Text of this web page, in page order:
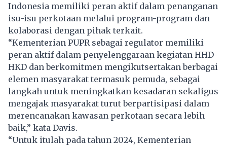
Indonesia memiliki peran aktif dalam penanganan
isu-isu perkotaan melalui program-program dan
kolaborasi dengan pihak terkait.
“Kementerian PUPR sebagai regulator memiliki
peran aktif dalam penyelenggaraan kegiatan HHD-
HKD dan berkomitmen mengikutsertakan berbagai
elemen masyarakat termasuk pemuda, sebagai
langkah untuk meningkatkan kesadaran sekaligus
mengajak masyarakat turut berpartisipasi dalam
merencanakan kawasan perkotaan secara lebih
baik,” kata Davis.
“Untuk itulah pada tahun 2024, Kementerian